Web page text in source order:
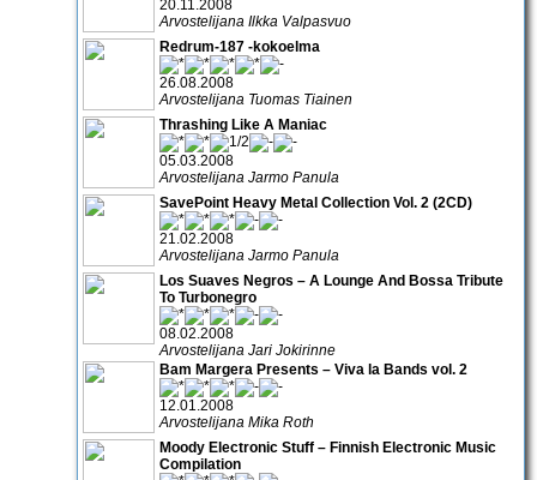
20.11.2008
Arvostelijana Ilkka Valpasvuo
Redrum-187 -kokoelma
26.08.2008
Arvostelijana Tuomas Tiainen
Thrashing Like A Maniac
05.03.2008
Arvostelijana Jarmo Panula
SavePoint Heavy Metal Collection Vol. 2 (2CD)
21.02.2008
Arvostelijana Jarmo Panula
Los Suaves Negros – A Lounge And Bossa Tribute
To Turbonegro
08.02.2008
Arvostelijana Jari Jokirinne
Bam Margera Presents – Viva la Bands vol. 2
12.01.2008
Arvostelijana Mika Roth
Moody Electronic Stuff – Finnish Electronic Music
Compilation